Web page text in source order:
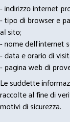
- indirizzo internet
- tipo di browser e
al sito;
- nome dell'internet
- data e orario di
- pagina web di
Le suddette
raccolte al fine di
motivi di sicurezza.